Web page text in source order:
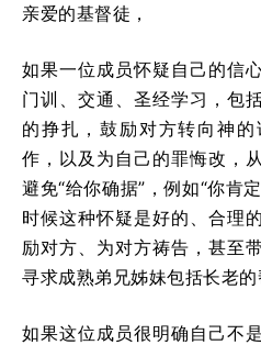
亲爱的基督徒，
如果一位成员怀疑自己的信
门训、交通、圣经学习，包
的挣扎，鼓励对方转向神
作，以及为自己的罪悔改，
避免“给你确据”，例如“你肯
时候这种怀疑是好的、合理
励对方、为对方祷告，甚至
寻求成熟弟兄姊妹包括长老的
如果这位成员很明确自己不